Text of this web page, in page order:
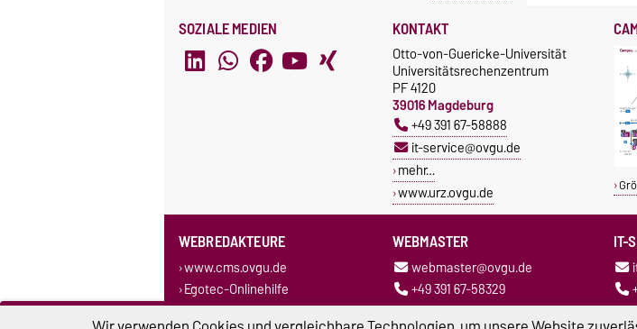
SOZIALE MEDIEN KONTAKT
Otto-von-Guericke-Universität
Universitätsrechenzentrum
PF 4120
39016 Magdeburg
+49 391 67-58888
it-service@ovgu.de
mehr…
www.urz.ovgu.de
WEBREDAKTEURE
www.cms.ovgu.de
Egotec-Onlinehilfe
WEBMASTER
webmaster@ovgu.de
+49 391 67-58329
IT-